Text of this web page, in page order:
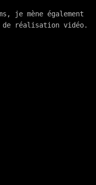
je mène également
de réalisation vidéo.